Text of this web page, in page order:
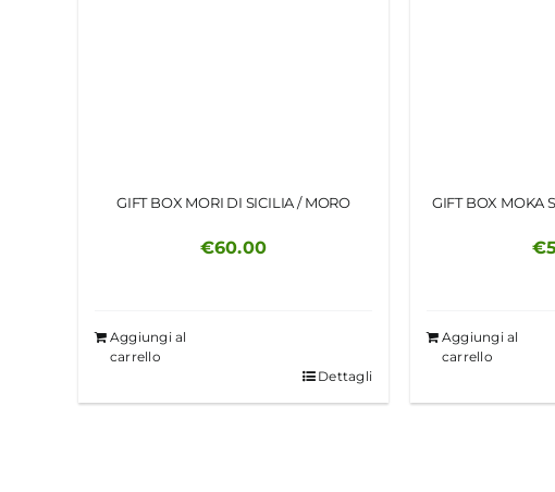
GIFT BOX MORI DI SICILIA / MORO
€60.00
Aggiungi al
carrello
Dettagli
GIFT BOX MOKA
€
Aggiungi al
carrello